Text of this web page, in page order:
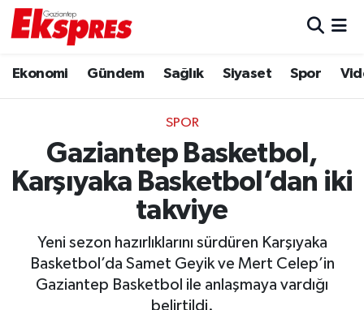
Ekonomi Gündem Sağlık Siyaset Spor
SPOR
Gaziantep Basketbol,
Karşıyaka Basketbol’dan iki
takviye
Yeni sezon hazırlıklarını sürdüren Karşıyaka
Basketbol’da Samet Geyik ve Mert Celep’in
Gaziantep Basketbol ile anlaşmaya vardığı
belirtildi.
Ekonomi
Gaziantep son dakika
Genel
Haberler
Trafik Durumu
Puan Durumu ve Fikstür
Tüm Manşetler
Haber Arşivi